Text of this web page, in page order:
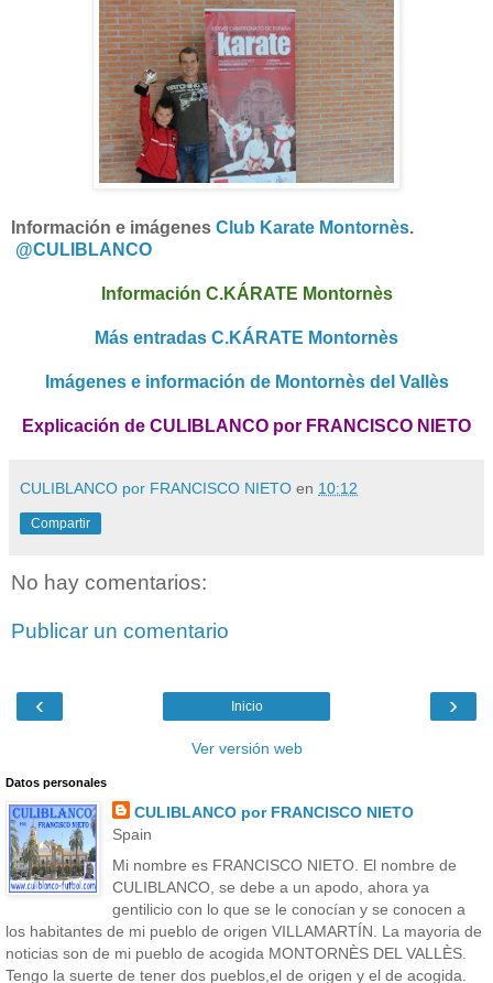
Información e imágenes Club Karate Montornès.
@CULIBLANCO
Información C.KÁRATE Montornès
Más entradas C.KÁRATE Montornès
Imágenes e información de Montornès del Vallès
Explicación de CULIBLANCO por FRANCISCO NIETO
CULIBLANCO por FRANCISCO NIETO en 10:12
Compartir
No hay comentarios:
Publicar un comentario
‹ ›
Inicio
Ver versión web
Datos personales
CULIBLANCO por FRANCISCO NIETO
Spain
Mi nombre es FRANCISCO NIETO. El nombre de
CULIBLANCO, se debe a un apodo, ahora ya
gentilicio con lo que se le conocían y se conocen a
los habitantes de mi pueblo de origen VILLAMARTÍN. La mayoria de
noticias son de mi pueblo de acogida MONTORNÈS DEL VALLÈS.
Tengo la suerte de tener dos pueblos,el de origen y el de acogida.